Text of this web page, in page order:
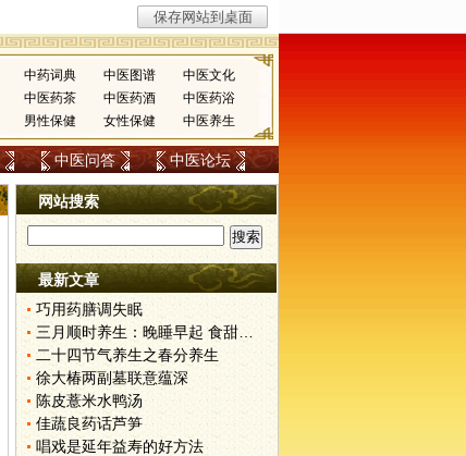
中药词典 中医图谱
中医文化
中医药茶 中医药酒
中医药浴
男性保健 女性保健 中医养生
中医问答 中医论坛
网站搜索
最新文章
巧用药膳调失眠
三月顺时养生：晚睡早起 食甜养肝
二十四节气养生之春分养生
徐大椿两副墓联意蕴深
陈皮薏米水鸭汤
佳蔬良药话芦笋
唱戏是延年益寿的好方法